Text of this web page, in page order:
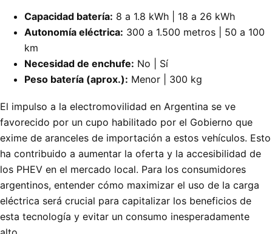
Capacidad batería: 8 a 1.8 kWh | 18 a 26 kWh
Autonomía eléctrica: 300 a 1.500 metros | 50 a 100
km
Necesidad de enchufe: No | Sí
Peso batería (aprox.): Menor | 300 kg
El impulso a la electromovilidad en Argentina se ve
favorecido por un cupo habilitado por el Gobierno que
exime de aranceles de importación a estos vehículos. Esto
ha contribuido a aumentar la oferta y la accesibilidad de
los PHEV en el mercado local. Para los consumidores
argentinos, entender cómo maximizar el uso de la carga
eléctrica será crucial para capitalizar los beneficios de
esta tecnología y evitar un consumo inesperadamente